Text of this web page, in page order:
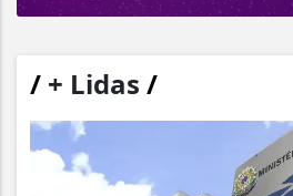
/ + Lidas /